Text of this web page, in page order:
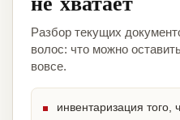
Разбор текущих
волос: что можно
вовсе.
инвентаризация того,